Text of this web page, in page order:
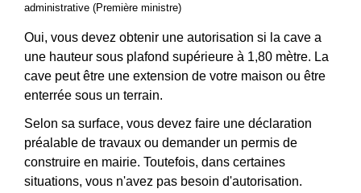
administrative (Première ministre)
Oui, vous devez obtenir une autorisation si la cave a
une hauteur sous plafond supérieure à 1,80 mètre. La
cave peut être une extension de votre maison ou être
enterrée sous un terrain.
Selon sa surface, vous devez faire une déclaration
préalable de travaux ou demander un permis de
construire en mairie. Toutefois, dans certaines
situations, vous n'avez pas besoin d'autorisation.